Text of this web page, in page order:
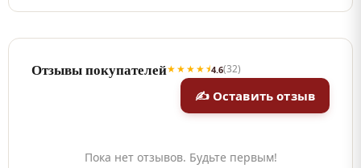
Отзывы покупателей★★★★⯨4.6(32)
✍ Оставить отзыв
Пока нет отзывов. Будьте первым!